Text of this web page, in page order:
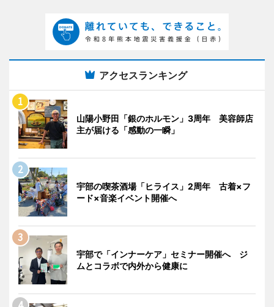
アクセスランキング
山陽小野田「銀のホルモン」3周年 美容師店
主が届ける「感動の一瞬」
宇部の喫茶酒場「ヒライス」2周年 古着×フ
ード×音楽イベント開催へ
宇部で「インナーケア」セミナー開催へ ジ
ムとコラボで内外から健康に